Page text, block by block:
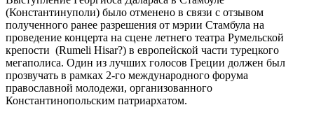
(Константинуполи) было отменено в связи с отзывом
полученного ранее разрешения от мэрии Стамбула на
проведение концерта на сцене летнего театра Румельской
крепости (Rumeli Hisar?) в европейской части турецкого
мегаполиса. Один из лучших голосов Греции должен был
прозвучать в рамках 2-го международного форума
православной молодежи, организованного
Константинопольским патриархатом.